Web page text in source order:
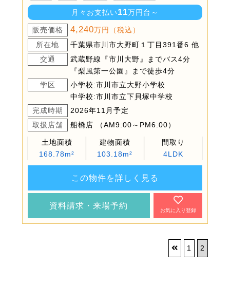
月々お支払い11万円台～
販売価格 4,240万円（税込）
所在地
千葉県市川市大野町１丁目391番6 他
交通
武蔵野線『市川大野』までバス4分
『梨風第一公園』まで徒歩4分
学区
小学校:市川市立大野小学校
中学校:市川市立下貝塚中学校
完成時期
2026年11月予定
取扱店舗
船橋店 （AM9:00～PM6:00）
土地面積
168.78m²
建物面積
103.18m²
間取り
4LDK
この物件を詳しく見る
資料請求・来場予約
お気に入り登録
1 2